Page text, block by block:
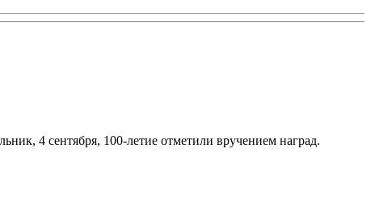
4 сентября, 100-летие отметили вручением наград.